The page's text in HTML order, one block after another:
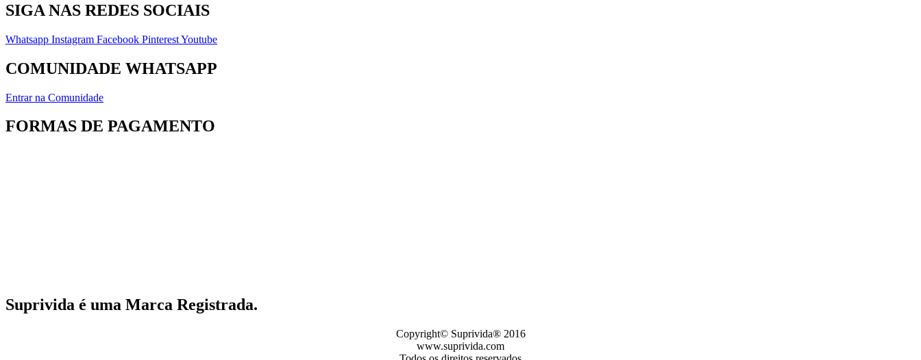
SIGA NAS REDES SOCIAIS
Whatsapp Instagram Facebook PinterestYoutube
COMUNIDADE WHATSAPP
Entrar na Comunidade
FORMAS DE PAGAMENTO
Suprivida é uma Marca Registrada.
Copyright© Suprivida® 2016
www.suprivida.com